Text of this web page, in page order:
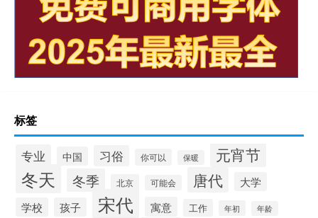
标签
专业 中国 习俗 你可以 保暖 元宵节
冬天 冬季 北京 可能会 唐代
大学
学校
孩子 宋代 寓意 工作 年初 年龄